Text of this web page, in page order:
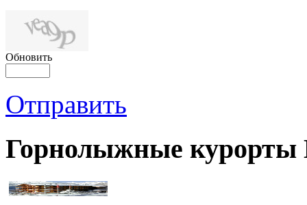
Обновить
Отправить
Горнолыжные